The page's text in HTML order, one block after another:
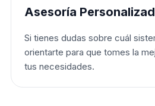
Asesoría
Si tienes dudas sobre cuál
orientarte para que tomes la
tus necesidades.